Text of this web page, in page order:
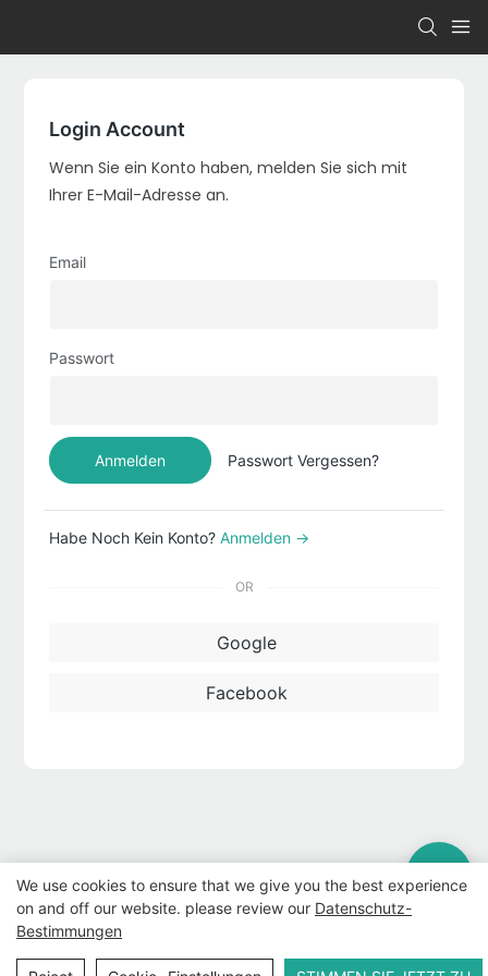
Login Account
Wenn Sie ein Konto haben, melden Sie sich mit
Ihrer E-Mail-Adresse an.
Email
Passwort
Anmelden Passwort Vergessen?
Habe Noch Kein Konto? Anmelden →
OR
Google
Facebook
Copyright © 2026 WWW.ECCODY.COM |Seitenverzeichnis
We use cookies to ensure that we give you the best experience
on and off our website. please review our Datenschutz-
Bestimmungen